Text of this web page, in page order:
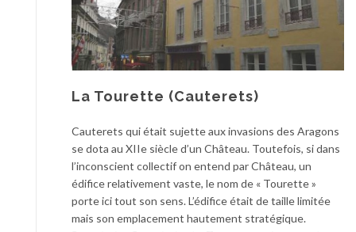
La Tourette (Cauterets)
Cauterets qui était sujette aux invasions des Aragons
se dota au XIIe siècle d’un Château. Toutefois, si dans
l’inconscient collectif on entend par Château, un
édifice relativement vaste, le nom de « Tourette »
porte ici tout son sens. L’édifice était de taille limitée
mais son emplacement hautement stratégique.